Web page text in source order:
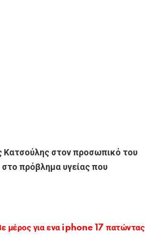
Κατσούλης στον προσωπικό του
πρόβλημα υγείας που
μέρος για ενα iphone 17 πατώντας